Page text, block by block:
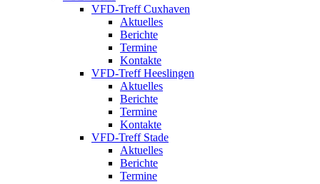
VFD-Treff Cuxhaven
Aktuelles
Berichte
Termine
Kontakte
VFD-Treff Heeslingen
Aktuelles
Berichte
Termine
Kontakte
VFD-Treff Stade
Aktuelles
Berichte
Termine